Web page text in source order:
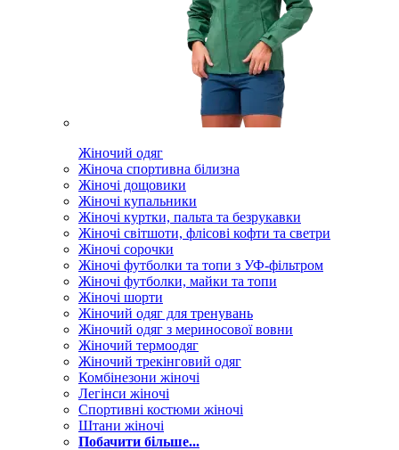
Жіночий одяг
Жіноча спортивна білизна
Жіночі дощовики
Жіночі купальники
Жіночі куртки, пальта та безрукавки
Жіночі світшоти, флісові кофти та светри
Жіночі сорочки
Жіночі футболки та топи з УФ-фільтром
Жіночі футболки, майки та топи
Жіночі шорти
Жіночий одяг для тренувань
Жіночий одяг з мериносової вовни
Жіночий термоодяг
Жіночий трекінговий одяг
Комбінезони жіночі
Легінси жіночі
Спортивні костюми жіночі
Штани жіночі
Побачити більше...